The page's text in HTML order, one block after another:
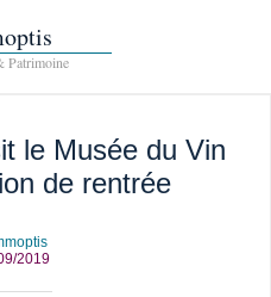
le Musée du Vin
de rentrée
2019